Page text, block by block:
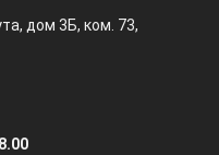
дом 3Б, ком. 73,